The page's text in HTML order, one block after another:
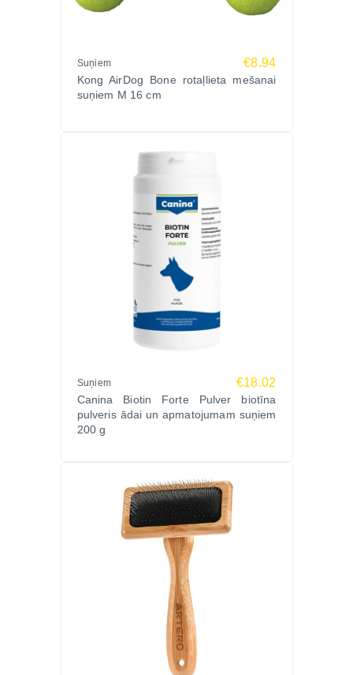
Suņiem €8.94
Kong AirDog Bone rotaļlieta mešanai
suņiem M 16 cm
Suņiem €18.02
Canina Biotin Forte Pulver biotīna
pulveris ādai un apmatojumam suņiem
200 g